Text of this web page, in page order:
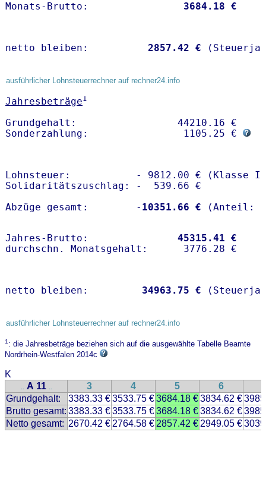
Monats-Brutto: 3684.18 €
netto bleiben: 2857.42 €
ausführlicher Lohnsteuerrechner auf rechner24.info
Jahresbeträge1
Grundgehalt:                 44210.16 €
Sonderzahlung:                1105.25 €
Lohnsteuer:           - 9812.00 € (Klasse I)
Solidaritätszuschlag: -  539.66 €
Abzüge gesamt:        - 10351.66 €
Jahres-Brutto: 45315.41 €
netto bleiben: 34963.75 €
ausführlicher Lohnsteuerrechner auf rechner24.info
1: die Jahresbeträge beziehen sich auf die ausgewählte Tabelle Beamte
Nordrhein-Westfalen 2014c
K
.. A 11 .. 3 4 5 6
Grundgehalt:
3383.33 €3533.75 €3684.18 €3834.62 €
Brutto gesamt: 3383.33 €3533.75 €3684.18 €3834.62 €
Netto gesamt: 2670.42 € 2764.58 € 2857.42 € 2949.05 €